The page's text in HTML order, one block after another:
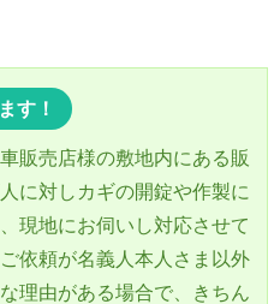
す！
販売店様の敷地内にある販
に対しカギの開錠や作製に
現地にお伺いし対応させて
依頼が名義人本人さま以外
理由がある場合で、きちん